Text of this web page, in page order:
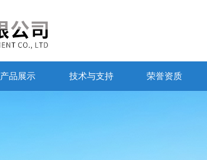
产品展示 技术与支持 荣誉资质